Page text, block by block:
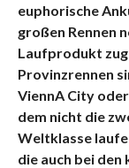
euphorische
großen Rennen
Laufprodukt
Provinzrennen
ViennA City
dem nicht die
Weltklasse
die auch bei